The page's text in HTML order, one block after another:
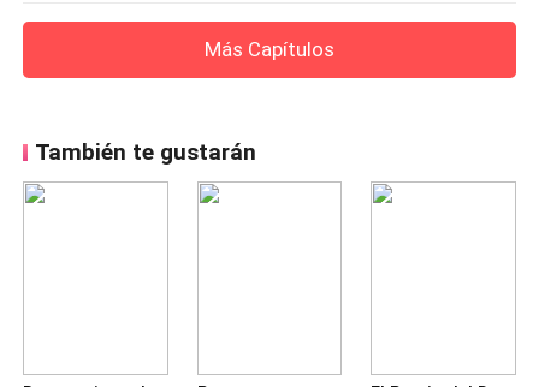
Más Capítulos
También te gustarán